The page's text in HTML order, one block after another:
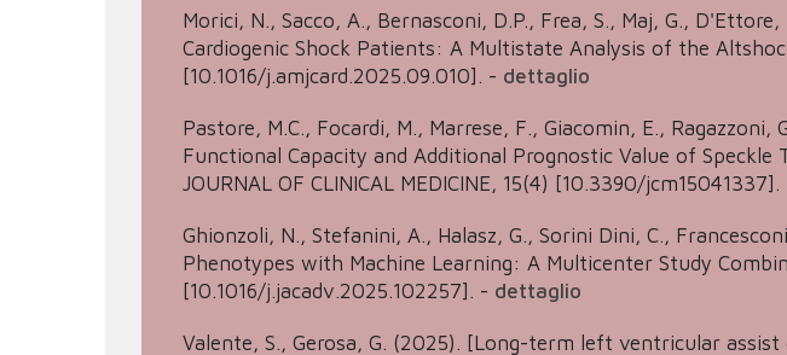
Morici, N., Sacco, A., Bernasconi, D.P., Frea, S., Maj, G.,
Cardiogenic Shock Patients: A Multistate Analysis of the
[10.1016/j.amjcard.2025.09.010]. - dettaglio
Pastore, M.C., Focardi, M., Marrese, F., Giacomin, E.,
Functional Capacity and Additional Prognostic Value of
JOURNAL OF CLINICAL MEDICINE, 15(4) [10.3390/jcm15041337].
Ghionzoli, N., Stefanini, A., Halasz, G., Sorini Dini, C.,
Phenotypes with Machine Learning: A Multicenter Study
[10.1016/j.jacadv.2025.102257]. - dettaglio
Valente, S., Gerosa, G. (2025). [Long-term left ventricular